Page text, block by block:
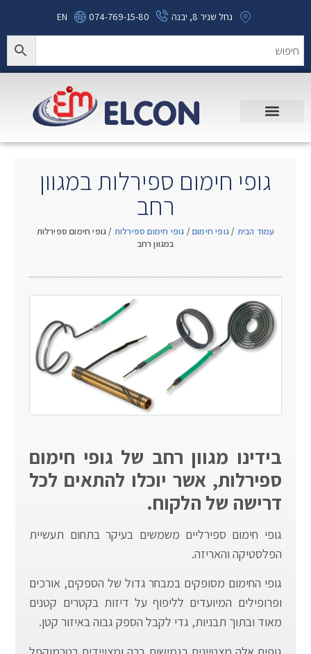
נחל שניר 8, יבנה 074-769-15-80
EN
גופי חימום ספירלות במגוון
רחב
עמוד הבית /גופי חימום / גופי חימום ספירלות / גופי חימום ספירלות
במגוון רחב
בידינו מגוון רחב של גופי חימום
ספירלות, אשר יוכלו להתאים לכל
דרישה של הלקוח.
גופי חימום ספירליים משמשים בעיקר בתחום תעשיית
הפלסטיקה והאריזה.
גופי החימום מסופקים במבחר גדול של הספקים, אורכים
ופרופילים המיועדים לליפוף על דיזות בקטרים קטנים
מאוד ובתוך תבניות, גדי לקבל הספק גבוה באיזור קטן.